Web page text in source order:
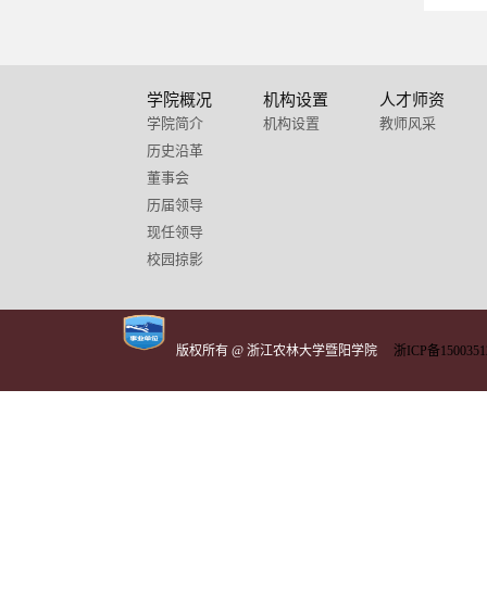
学院概况
学院简介
历史沿革
董事会
历届领导
现任领导
校园掠影
机构设置
机构设置
人才师资
教师风采
版权所有 @ 浙江农林大学暨阳学院 浙ICP备